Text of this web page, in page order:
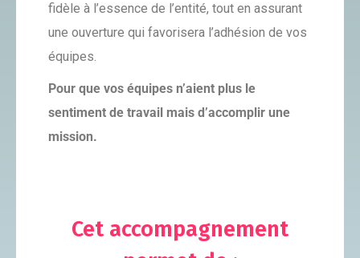
fidèle à l’essence de l’entité, tout en assurant
une ouverture qui favorisera l’adhésion de vos
équipes.
Pour que vos équipes n’aient plus le
sentiment de travail mais d’accomplir une
mission.
Cet accompagnement